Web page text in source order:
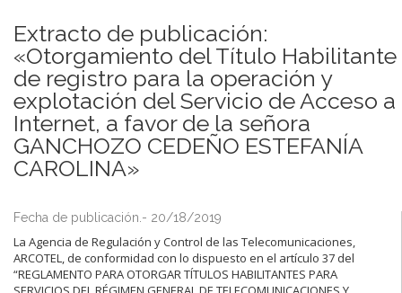
Extracto de publicación:
«Otorgamiento del Título Habilitante
de registro para la operación y
explotación del Servicio de Acceso a
Internet, a favor de la señora
GANCHOZO CEDEÑO ESTEFANÍA
CAROLINA»
Fecha de publicación.- 20/18/2019
La Agencia de Regulación y Control de las Telecomunicaciones,
ARCOTEL, de conformidad con lo dispuesto en el artículo 37 del
“REGLAMENTO PARA OTORGAR TÍTULOS HABILITANTES PARA